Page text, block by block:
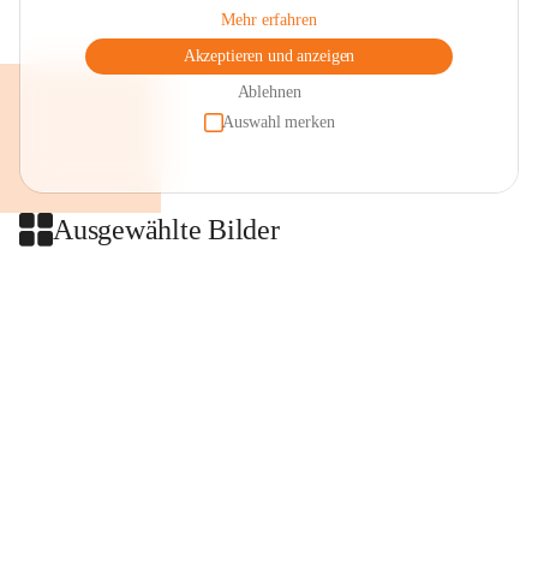
Mehr erfahren
Akzeptieren und anzeigen
Ablehnen
Auswahl merken
Ausgewählte Bilder